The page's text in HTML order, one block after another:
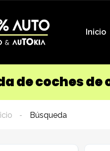
Inicio
de coches de
Búsqueda